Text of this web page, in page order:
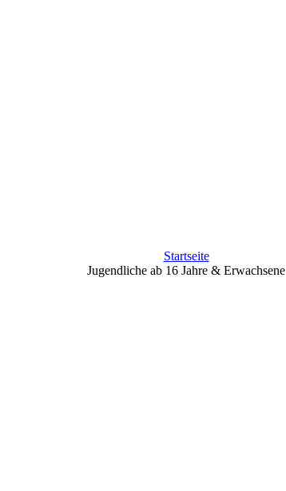
Startseite
Jugendliche ab 16 Jahre & Erwachsene